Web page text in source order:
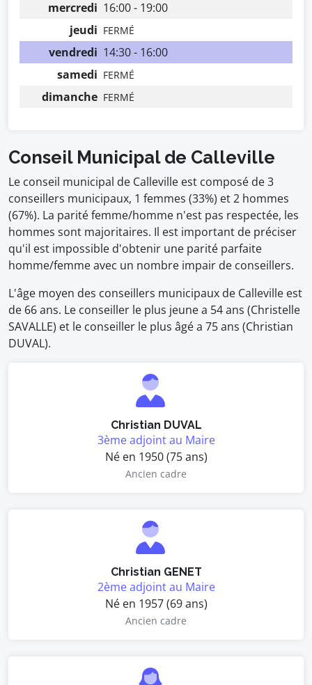
mercredi 16:00 - 19:00
jeudi FERMÉ
vendredi 14:30 - 16:00
samedi FERMÉ
dimanche FERMÉ
Conseil Municipal de Calleville
Le conseil municipal de Calleville est composé de 3
conseillers municipaux, 1 femmes (33%) et 2 hommes
(67%). La parité femme/homme n'est pas respectée, les
hommes sont majoritaires. Il est important de préciser
qu'il est impossible d'obtenir une parité parfaite
homme/femme avec un nombre impair de conseillers.
L'âge moyen des conseillers municipaux de Calleville est
de 66 ans. Le conseiller le plus jeune a 54 ans (Christelle
SAVALLE) et le conseiller le plus âgé a 75 ans (Christian
DUVAL).
Christian DUVAL
3ème adjoint au Maire
Né en 1950 (75 ans)
Ancien cadre
Christian GENET
2ème adjoint au Maire
Né en 1957 (69 ans)
Ancien cadre